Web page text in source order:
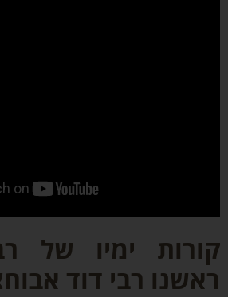
ימיו של
רבי דוד